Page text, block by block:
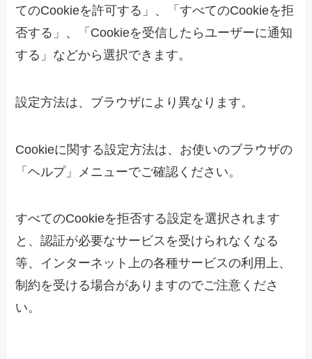
てのCookieを許可する」、「すべてのCookieを拒
否する」、「Cookieを受信したらユーザーに通知
する」などから選択できます。
設定方法は、ブラウザにより異なります。
Cookieに関する設定方法は、お使いのブラウザの
「ヘルプ」メニューでご確認ください。
すべてのCookieを拒否する設定を選択されます
と、認証が必要なサービスを受けられなくなる
等、インターネット上の各種サービスの利用上、
制約を受ける場合がありますのでご注意くださ
い。